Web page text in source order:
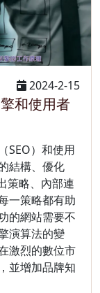
2024-2-15
和使用者
SEO）和使用
結構、優化
策略、內部連
一策略都有助
的網站需要不
演算法的變
激烈的數位市
並增加品牌知